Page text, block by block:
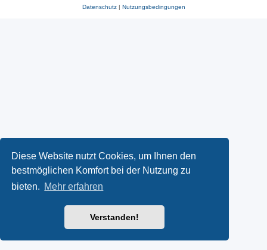
Diese Website nutzt Cookies, um Ihnen den
bestmöglichen Komfort bei der Nutzung zu
bieten. Mehr erfahren
Verstanden!
Datenschutz| Nutzungsbedingungen